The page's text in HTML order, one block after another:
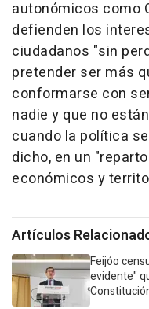
autonómicos como
defienden los
ciudadanos "sin
pretender ser más
conformarse con
nadie y que no
cuando la política
dicho, en un
económicos y
Artículos
Feijóo
evidente"